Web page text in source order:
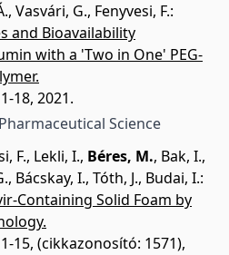
, Vasvári, G., Fenyvesi, F.:
and Bioavailability
with a 'Two in One' PEG-
18, 2021.
Science
F., Lekli, I., Béres, M., Bak, I.,
, Bácskay, I., Tóth, J., Budai, I.:
Containing Solid Foam by
15, (cikkazonosító: 1571),